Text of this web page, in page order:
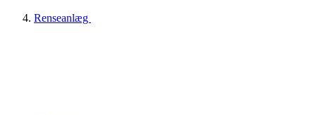
Renseanlæg